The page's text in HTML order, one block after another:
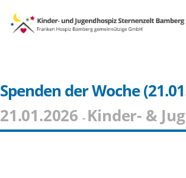
Spenden der Woche
21.01.2026 - Kinder- &